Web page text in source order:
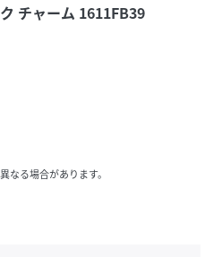
チャーム 1611FB39
る場合があります。